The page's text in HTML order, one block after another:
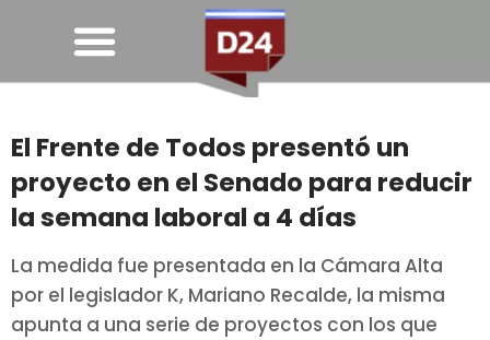
El Frente de Todos presentó un
proyecto en el Senado para reducir
la semana laboral a 4 días
La medida fue presentada en la Cámara Alta
por el legislador K, Mariano Recalde, la misma
apunta a una serie de proyectos con los que